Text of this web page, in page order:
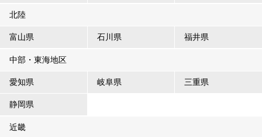
北陸
富山県 石川県 福井県
中部・東海地区
愛知県 岐阜県 三重県
静岡県
近畿